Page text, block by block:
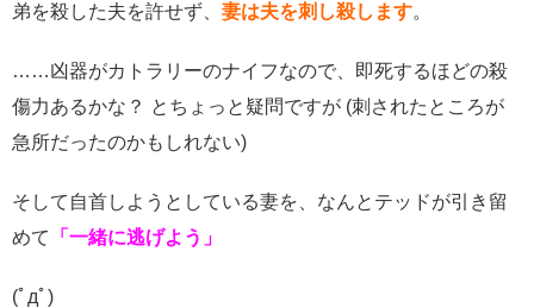
弟を殺した夫を許せず、 妻は夫を刺し殺します。
……凶器がカトラリーのナイフなので、即死するほどの殺
傷力あるかな？ とちょっと疑問ですが (刺されたところが
急所だったのかもしれない)
そして自首しようとしている妻を、なんとテッドが引き留
めて
「一緒に逃げよう」
(ﾟдﾟ)